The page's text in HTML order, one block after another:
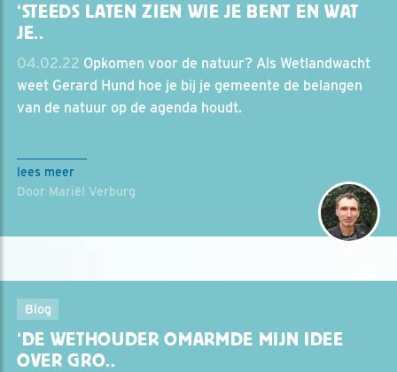
‘STEEDS LATEN ZIEN WIE JE BENT EN WAT
JE..
04.02.22 Opkomen voor de natuur? Als Wetlandwacht
weet Gerard Hund hoe je bij je gemeente de belangen
van de natuur op de agenda houdt.
lees meer
Door Mariël Verburg
Blog
‘DE WETHOUDER OMARMDE MIJN IDEE
OVER GRO..